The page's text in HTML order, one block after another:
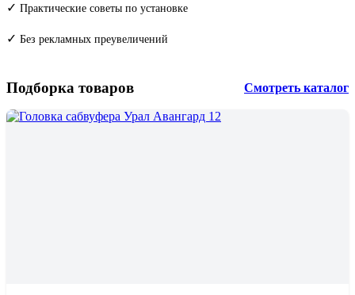
✓ Практические советы по установке
✓ Без рекламных преувеличений
Подборка товаров Смотреть каталог